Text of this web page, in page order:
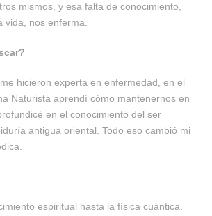
mismos, y esa falta de conocimiento,
vida, nos enferma.
hicieron experta en enfermedad, en el
Naturista aprendí cómo mantenernos en
en el conocimiento del ser
antigua oriental. Todo eso cambió mi
espiritual hasta la física cuántica.